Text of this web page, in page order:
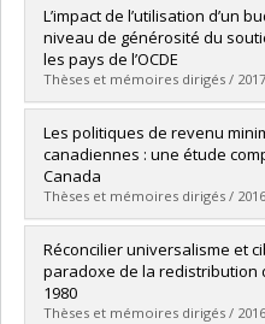
Graduate :Smith, Alison
Cycle : Doctoral
Grade :Ph. D.
Lien vers le document dans
L’impact de l’utilisation d’un
niveau de générosité du
les pays de l’OCDE
Thèses et mémoires dirigés /
Graduate :Bussières
Cycle :Master's
Grade :
Lien vers le document dans
Les politiques de revenu
canadiennes : une étude
Canada
Thèses et mémoires dirigés /
Graduate :Deault-Picard,
Cycle :Master's
Grade :
Lien vers le document dans
Réconcilier universalisme et
paradoxe de la redistribution
1980
Thèses et mémoires dirigés /